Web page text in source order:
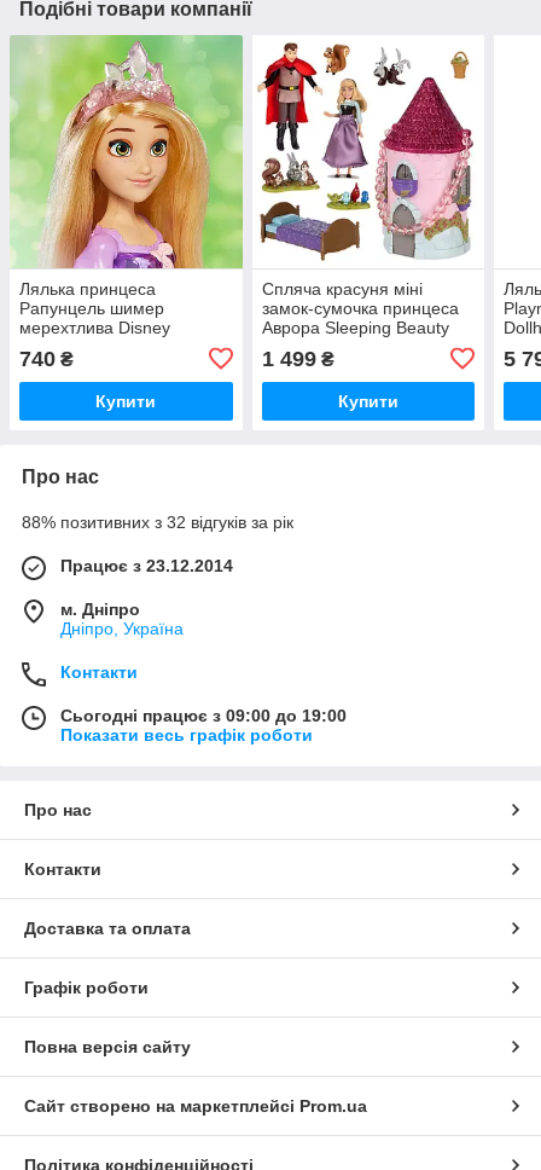
Подібні товари компанії
Лялька принцеса
Рапунцель шимер
мерехтлива Disney
Rapunzel
740 ₴
Купити
Спляча красуня міні
замок-сумочка принцеса
Аврора Sleeping Beauty
1 499₴
Купити
5
Про нас
88% позитивних з 32 відгуків за рік
Працює з 23.12.2014
м. Дніпро
Дніпро, Україна
Контакти
Сьогодні працює з 09:00 до 19:00
Показати весь графік роботи
Про нас
Контакти
Доставка та оплата
Графік роботи
Повна версія сайту
Сайт створено на маркетплейсі Prom.ua
Політика конфіденційності